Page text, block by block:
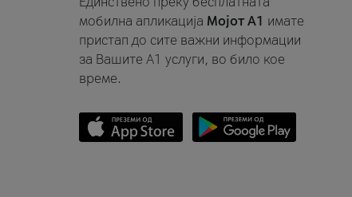
мобилна апликација Мојот A1 имате
пристап до сите важни информации
за Вашите A1 услуги, во било кое
време.